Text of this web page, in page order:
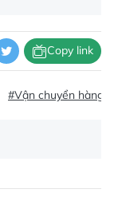
Copy link
#Vận chuyển hàng